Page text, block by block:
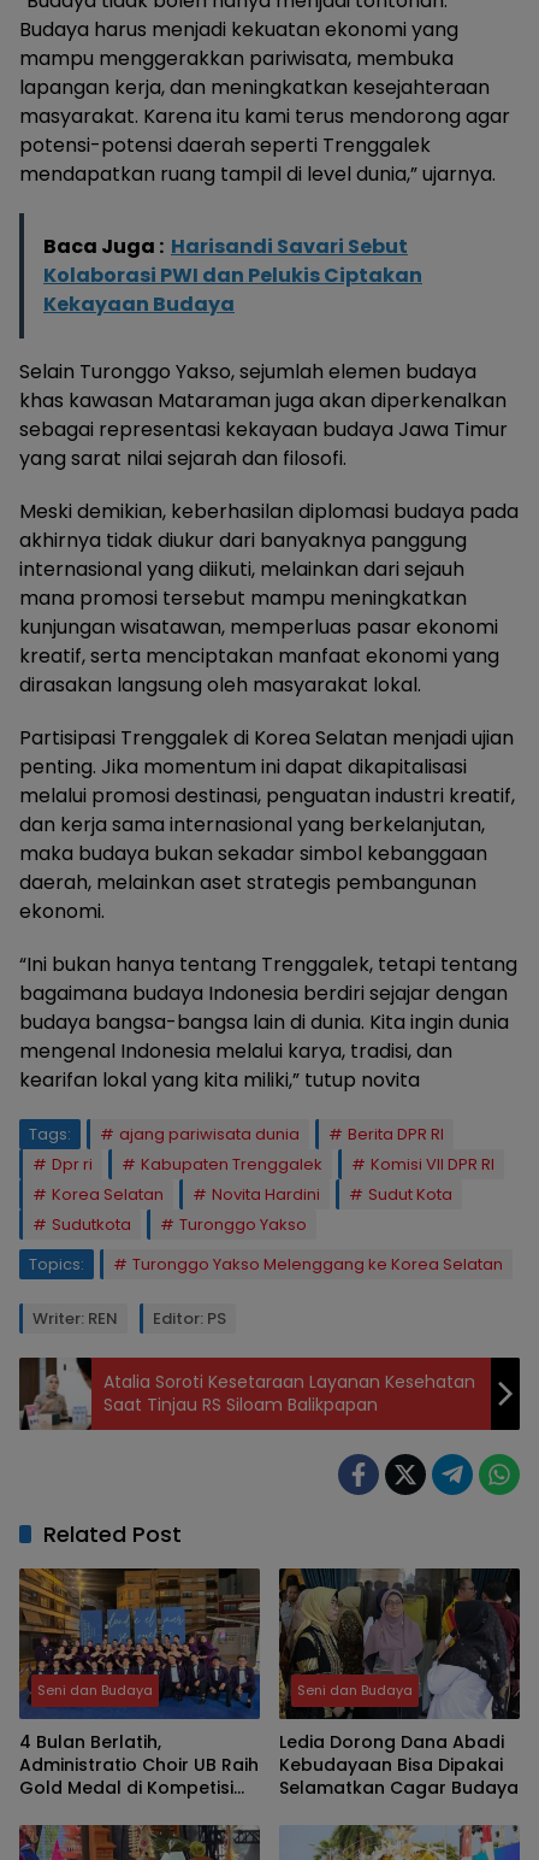
Budaya harus menjadi kekuatan ekonomi yang
mampu menggerakkan pariwisata, membuka
lapangan kerja, dan meningkatkan kesejahteraan
masyarakat. Karena itu kami terus mendorong agar
potensi-potensi daerah seperti Trenggalek
mendapatkan ruang tampil di level dunia,” ujarnya.
Baca Juga : Harisandi Savari Sebut
Kolaborasi PWI dan Pelukis Ciptakan
Kekayaan Budaya
Selain Turonggo Yakso, sejumlah elemen budaya
khas kawasan Mataraman juga akan diperkenalkan
sebagai representasi kekayaan budaya Jawa Timur
yang sarat nilai sejarah dan filosofi.
Meski demikian, keberhasilan diplomasi budaya pada
akhirnya tidak diukur dari banyaknya panggung
internasional yang diikuti, melainkan dari sejauh
mana promosi tersebut mampu meningkatkan
kunjungan wisatawan, memperluas pasar ekonomi
kreatif, serta menciptakan manfaat ekonomi yang
dirasakan langsung oleh masyarakat lokal.
Partisipasi Trenggalek di Korea Selatan menjadi ujian
penting. Jika momentum ini dapat dikapitalisasi
melalui promosi destinasi, penguatan industri kreatif,
dan kerja sama internasional yang berkelanjutan,
maka budaya bukan sekadar simbol kebanggaan
daerah, melainkan aset strategis pembangunan
ekonomi.
“Ini bukan hanya tentang Trenggalek, tetapi tentang
bagaimana budaya Indonesia berdiri sejajar dengan
budaya bangsa-bangsa lain di dunia. Kita ingin dunia
mengenal Indonesia melalui karya, tradisi, dan
kearifan lokal yang kita miliki,” tutup novita
Tags: ajang pariwisata dunia
Berita DPR RI
Dpr ri
Kabupaten Trenggalek
Komisi VII DPR RI
Korea Selatan
Novita Hardini
Sudut Kota
Sudutkota
Turonggo Yakso
Topics:
Turonggo Yakso Melenggang ke Korea Selatan
Writer: REN Editor: PS
Atalia Soroti Kesetaraan Layanan Kesehatan
Saat Tinjau RS Siloam Balikpapan
Related Post
Seni dan Budaya
4 Bulan Berlatih,
Administratio Choir UB Raih
Gold Medal di Kompetisi
Spanyol
Seni dan Budaya
Ledia Dorong Dana Abadi
Kebudayaan Bisa Dipakai
Selamatkan Cagar Budaya